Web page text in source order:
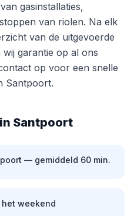
gasinstallaties,
van riolen. Na elk
van de uitgevoerde
garantie op al ons
op voor een snelle
Santpoort.
Santpoort
— gemiddeld 60 min.
weekend